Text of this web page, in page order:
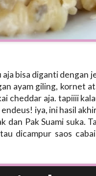
bisa diganti dengan
ayam giling, kornet
cheddar aja. tapiiii
iya, ini hasil
Pak Suami suka.
dicampur saos